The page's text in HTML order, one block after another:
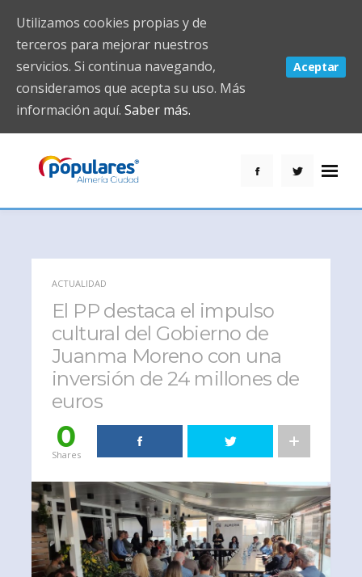
ACTUALIDAD
El PP destaca el impulso
cultural del Gobierno de
Juanma Moreno con una
inversión de 24 millones de
euros
0
Shares
Utilizamos cookies propias y de
terceros para mejorar nuestros
servicios. Si continua navegando,
consideramos que acepta su uso. Más
información aquí. Saber más.
Aceptar